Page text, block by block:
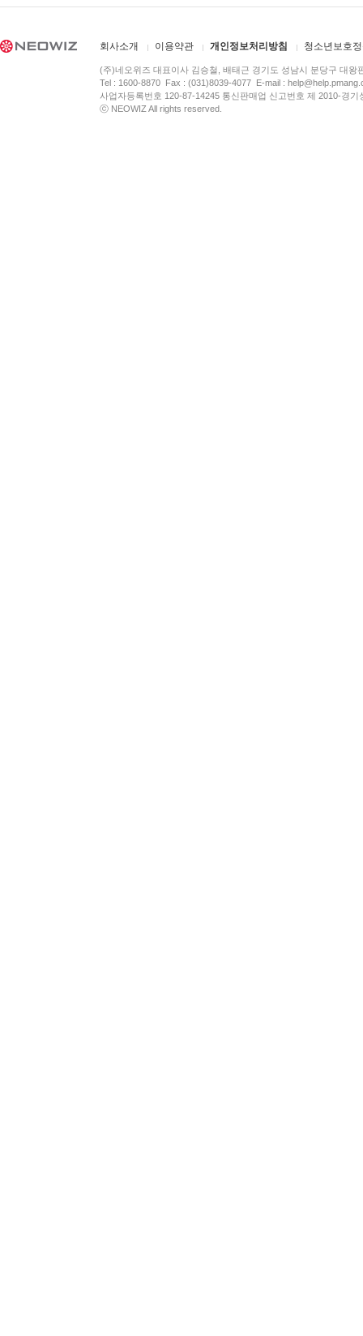
회사소개 이용약관 개인정보처리방침 청소년보호
(주)네오위즈 대표이사 김승철, 배태근 경기도 성남시 분당구 대왕
Tel : 1600-8870 Fax : (031)8039-4077 E-mail :
사업자등록번호 120-87-14245 통신판매업 신고번호 제 2010-경
ⓒ NEOWIZ All rights reserved.